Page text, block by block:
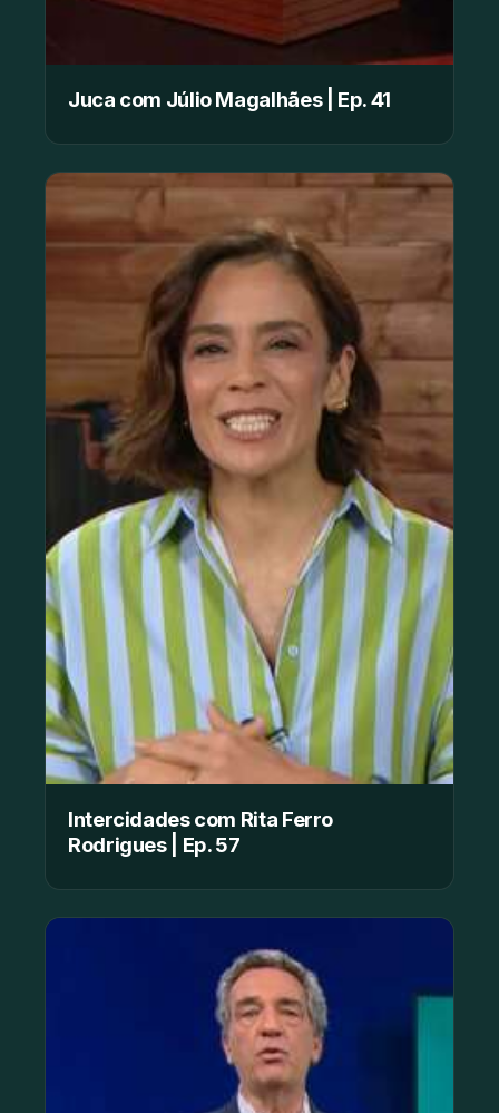
Juca com Júlio Magalhães | Ep. 41
Intercidades com Rita Ferro
Rodrigues | Ep. 57